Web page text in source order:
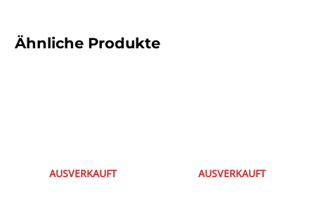
Ähnliche Produkte
AUSVERKAUFT AUSVERKAUFT